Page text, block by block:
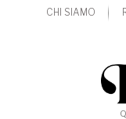
CHI SIAMO